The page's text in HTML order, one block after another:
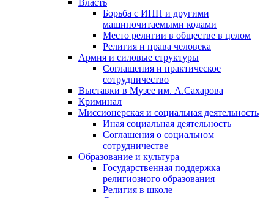
Власть
Борьба с ИНН и другими
машиночитаемыми кодами
Место религии в обществе в целом
Религия и права человека
Армия и силовые структуры
Соглашения и практическое
сотрудничество
Выставки в Музее им. А.Сахарова
Криминал
Миссионерская и социальная деятельность
Иная социальная деятельность
Соглашения о социальном
сотрудничестве
Образование и культура
Государственная поддержка
религиозного образования
Религия в школе